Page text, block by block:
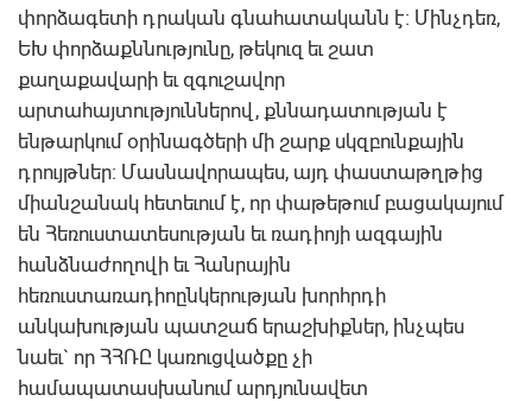
փորձագետի դրական գնահատականն է: Մինչդեռ,
ԵԽ փորձաքննությունը, թեկուզ եւ շատ
քաղաքավարի եւ զգուշավոր
արտահայտություններով, քննադատության է
ենթարկում օրինագծերի մի շարք սկզբունքային
դրույթներ: Մասնավորապես, այդ փաստաթղթից
միանշանակ հետեւում է, որ փաթեթում բացակայում
են Հեռուստատեսության եւ ռադիոյի ազգային
հանձնաժողովի եւ Հանրային
հեռուստառադիոընկերության խորհրդի
անկախության պատշաճ երաշխիքներ, ինչպես
նաեւ` որ ՀՀՌԸ կառուցվածքը չի
համապատասխանում արդյունավետ